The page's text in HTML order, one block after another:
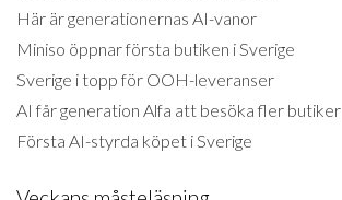
Här är generationernas AI-vanor
Miniso öppnar första butiken i Sverige
Sverige i topp för OOH-leveranser
AI får generation Alfa att besöka fler butiker
Första AI-styrda köpet i Sverige